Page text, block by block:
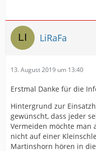
LiRaFa
13. August 2019 um 13:40
Erstmal Danke für die
Hintergrund zur
gewünscht, dass jeder
Vermeiden möchte man
nicht auf einer
Martinshorn hören in